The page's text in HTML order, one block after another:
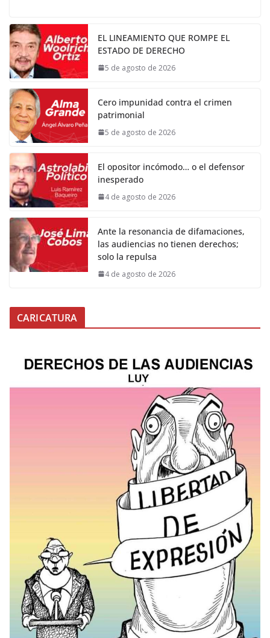
EL LINEAMIENTO QUE ROMPE EL
ESTADO DE DERECHO
5 de agosto de 2026
Cero impunidad contra el crimen
patrimonial
5 de agosto de 2026
El opositor incómodo… o el defensor
inesperado
4 de agosto de 2026
Ante la resonancia de difamaciones,
las audiencias no tienen derechos;
solo la repulsa
4 de agosto de 2026
CARICATURA